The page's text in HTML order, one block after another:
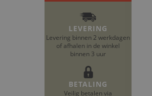
LEVERING
Levering binnen 2 werkdagen
of afhalen in de winkel
binnen 3 uur
BETALING
Veilig betalen via